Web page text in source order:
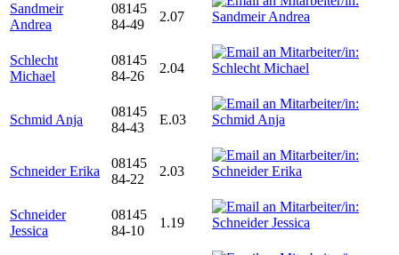
Sandmeir
Andrea
08145
84-49
2.07
Schlecht
Michael
08145
84-26
2.04
Schmid Anja
08145
84-43
E.03
Schneider Erika
08145
84-22
2.03
Schneider
Jessica
08145
84-10
1.19